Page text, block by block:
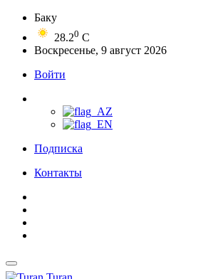
Баку
28.20 C
Воскресенье, 9 август 2026
Войти
Подписка
Контакты